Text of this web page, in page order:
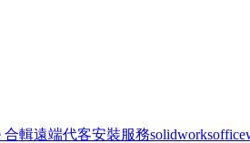
合輯遠端代客安裝服務solidworksoffice